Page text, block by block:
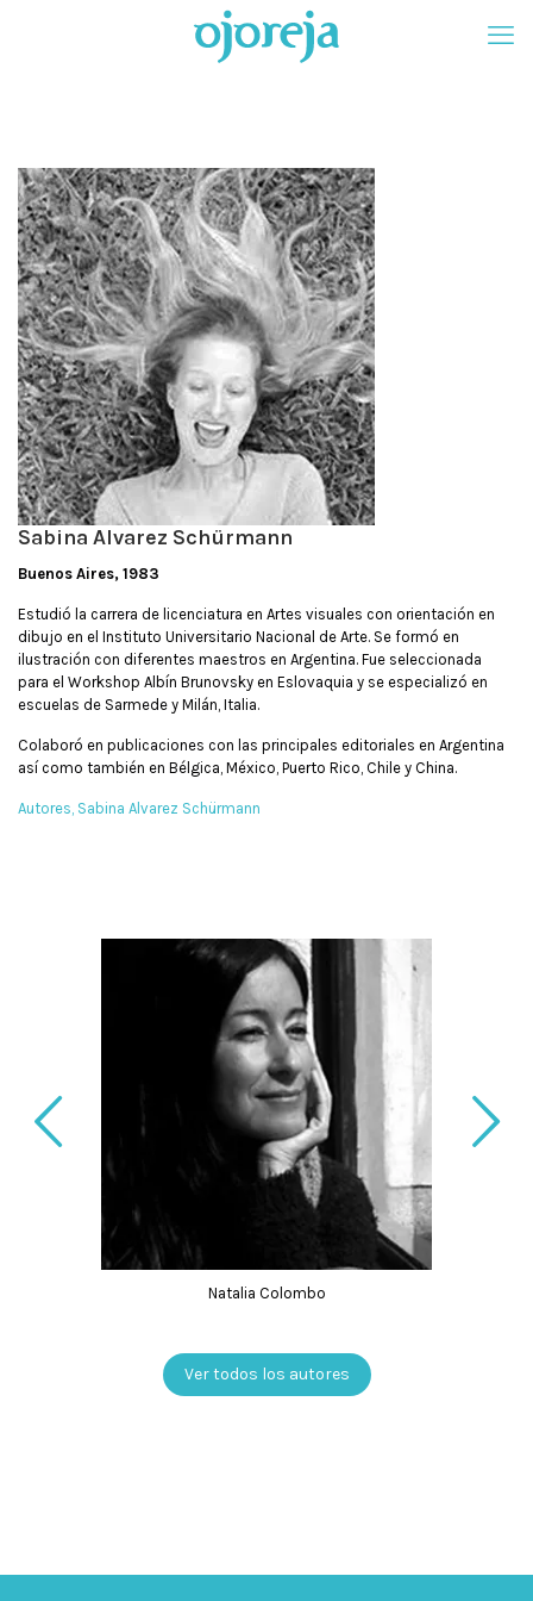
Sabina Alvarez Schürmann
Buenos Aires, 1983
Estudió la carrera de licenciatura en Artes visuales con orientación en
dibujo en el Instituto Universitario Nacional de Arte. Se formó en
ilustración con diferentes maestros en Argentina. Fue seleccionada
para el Workshop Albín Brunovsky en Eslovaquia y se especializó en
escuelas de Sarmede y Milán, Italia.
Colaboró en publicaciones con las principales editoriales en Argentina
así como también en Bélgica, México, Puerto Rico, Chile y China.
Autores Sabina Alvarez Schürmann
Natalia Colombo
Ver todos los autores